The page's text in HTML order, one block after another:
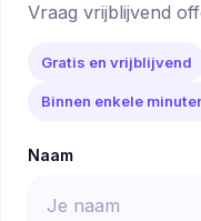
Vraag vrijblijvend
Gratis en vrijblijvend
Binnen enkele
Naam